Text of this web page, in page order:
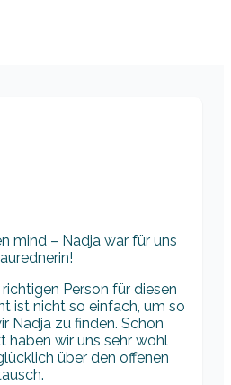
mind – Nadja war für uns
Person für diesen
ist nicht so einfach, um so
Nadja zu finden. Schon
haben wir uns sehr wohl
über den offenen